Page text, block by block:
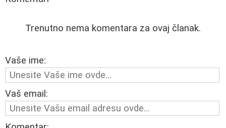
Trenutno nema komentara za ovaj članak.
Vaše ime:
Vaš email: